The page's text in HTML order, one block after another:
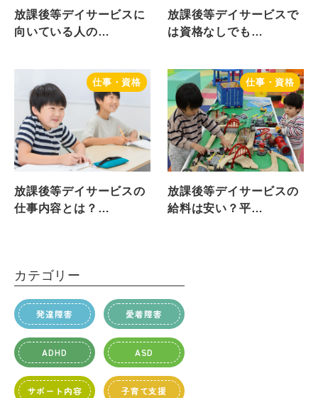
放課後等デイサービスに
向いている人の…
放課後等デイサービスで
は資格なしでも…
仕事・資格
放課後等デイサービスの
仕事内容とは？…
仕事・資格
放課後等デイサービスの
給料は安い？平…
カテゴリー
発達障害 愛着障害
ADHD ASD
サポート内容 子育て支援